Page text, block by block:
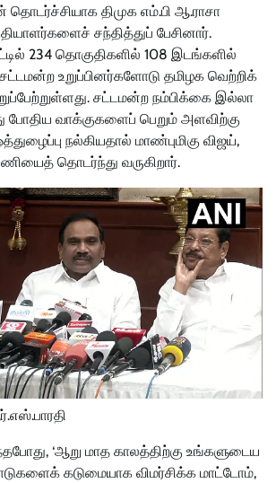
திமுக எம்.பி ஆ.ராசா
சந்தித்துப் பேசினார்.
234 தொகுதிகளில் 108 இடங்களில்
சட்டமன்ற உறுப்பினர்களோடு தமிழக வெற்றிக்
சட்டமன்ற நம்பிக்கை இல்லா
போதிய வாக்குகளைப் பெறும் அளவிற்கு
நல்கியதால் மாண்புமிகு விஜய்,
தொடர்ந்து வருகிறார்.
‘ஆறு மாத காலத்திற்கு உங்களுடைய
கடுமையாக விமர்சிக்க மாட்டோம்,